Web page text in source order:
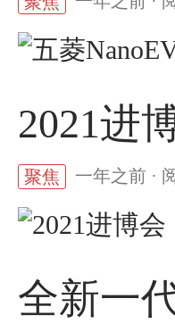
2021进
聚焦 一年之前 ·
全新一